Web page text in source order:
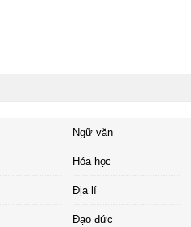
Ngữ văn
Hóa học
Địa lí
Đạo đức